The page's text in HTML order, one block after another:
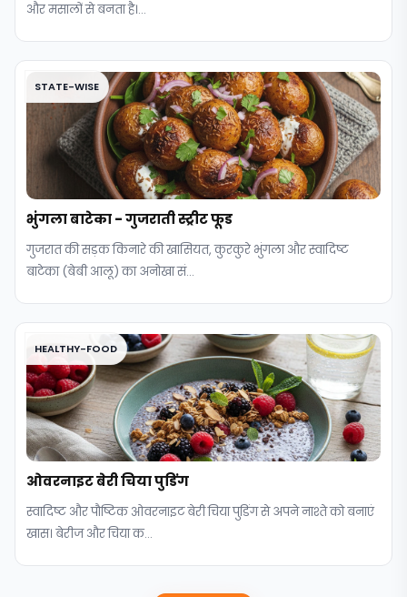
और मसालों से बनता है।...
STATE-WISE
भुंगला बाटेका - गुजराती स्ट्रीट फूड
गुजरात की सड़क किनारे की खासियत, कुरकुरे भुंगला और स्वादिष्ट
बाटेका (बेबी आलू) का अनोखा सं...
HEALTHY-FOOD
ओवरनाइट बेरी चिया पुडिंग
स्वादिष्ट और पौष्टिक ओवरनाइट बेरी चिया पुडिंग से अपने नाश्ते को बनाएं
खास। बेरीज और चिया क...